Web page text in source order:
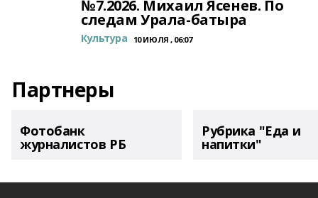
№7.2026. Михаил Ясенев. По
следам Урала-батыра
Культура 10 ИЮЛЯ , 06:07
Партнеры
Фотобанк
журналистов РБ
Рубрика "Еда и
напитки"